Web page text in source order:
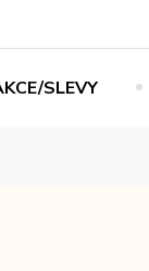
SLEVY